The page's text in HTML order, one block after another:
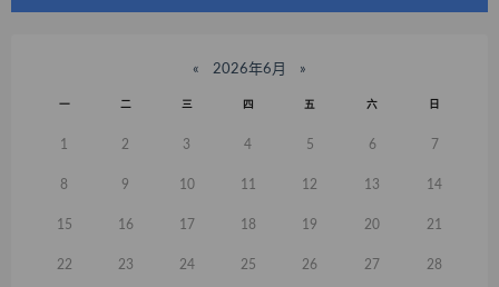
« 2026年6月 »
一 二 三 四 五 六 日
1 2 3 4 5 6 7
8 9 10 11 12 13 14
15 16 17 18 19 20 21
22 23 24 25 26 27 28